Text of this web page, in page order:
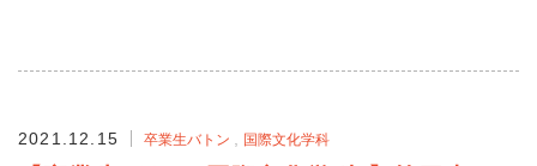
2021.12.15 卒業生バトン 国際文化学科